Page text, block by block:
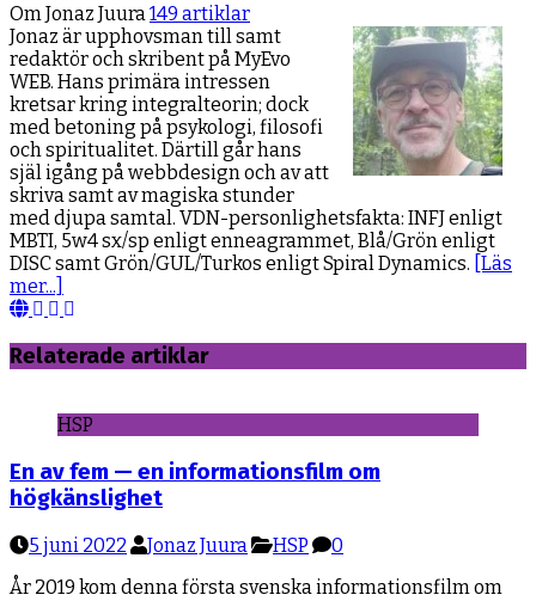
Om Jonaz Juura149 artiklar
Jonaz är upphovsman till samt
redaktör och skribent på MyEvo
WEB. Hans primära intressen
kretsar kring integralteorin; dock
med betoning på psykologi, filosofi
och spiritualitet. Därtill går hans
själ igång på webbdesign och av att
skriva samt av magiska stunder
med djupa samtal. VDN-personlighetsfakta: INFJ enligt
MBTI, 5w4 sx/sp enligt enneagrammet, Blå/Grön enligt
DISC samt Grön/GUL/Turkos enligt Spiral Dynamics. [Läs
mer...]
Webbsida
Facebook
YouTube
Relaterade artiklar
HSP
En av fem — en informationsfilm om
högkänslighet
5 juni 2022 Jonaz Juura HSP
0
År 2019 kom denna första svenska informationsfilm om